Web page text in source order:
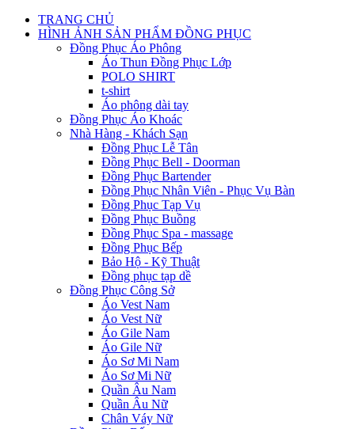
TRANG CHỦ
HÌNH ẢNH SẢN PHẨM ĐỒNG PHỤC
Đồng Phục Áo Phông
Áo Thun Đồng Phục Lớp
POLO SHIRT
t-shirt
Áo phông dài tay
Đồng Phục Áo Khoác
Nhà Hàng - Khách Sạn
Đồng Phục Lễ Tân
Đồng Phục Bell - Doorman
Đồng Phục Bartender
Đồng Phục Nhân Viên - Phục Vụ Bàn
Đồng Phục Tạp Vụ
Đồng Phục Buồng
Đồng Phục Spa - massage
Đồng Phục Bếp
Bảo Hộ - Kỹ Thuật
Đồng phục tạp dề
Đồng Phục Công Sở
Áo Vest Nam
Áo Vest Nữ
Áo Gile Nam
Áo Gile Nữ
Áo Sơ Mi Nam
Áo Sơ Mi Nữ
Quần Âu Nam
Quần Âu Nữ
Chân Váy Nữ